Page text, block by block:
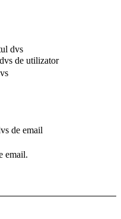
dvs
de utilizator
de email
email.